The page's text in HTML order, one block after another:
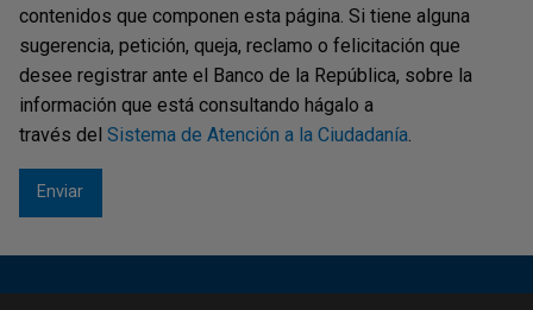
Borradores de Economía -
Determinantes y pronóstico de la
cuenta corriente para Colombia
Descargar
contenidos que componen esta página. Si tiene alguna
sugerencia, petición, queja, reclamo o felicitación que
desee registrar ante el Banco de la República, sobre la
información que está consultando hágalo a
través del Sistema de Atención a la Ciudadanía.